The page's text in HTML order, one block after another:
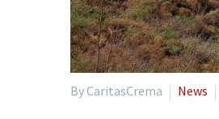
By CaritasCrema News